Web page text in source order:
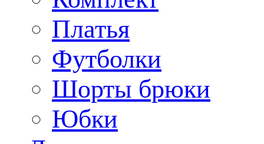
Платья
Футболки
Шорты брюки
Юбки